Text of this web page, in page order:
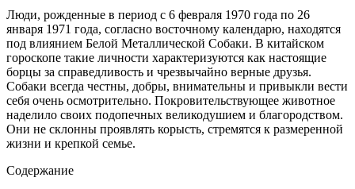
Люди, рожденные в период с 6 февраля 1970 года по 26
января 1971 года, согласно восточному календарю, находятся
под влиянием Белой Металлической Собаки. В китайском
гороскопе такие личности характеризуются как настоящие
борцы за справедливость и чрезвычайно верные друзья.
Собаки всегда честны, добры, внимательны и привыкли вести
себя очень осмотрительно. Покровительствующее животное
наделило своих подопечных великодушием и благородством.
Они не склонны проявлять корысть, стремятся к размеренной
жизни и крепкой семье.
Содержание